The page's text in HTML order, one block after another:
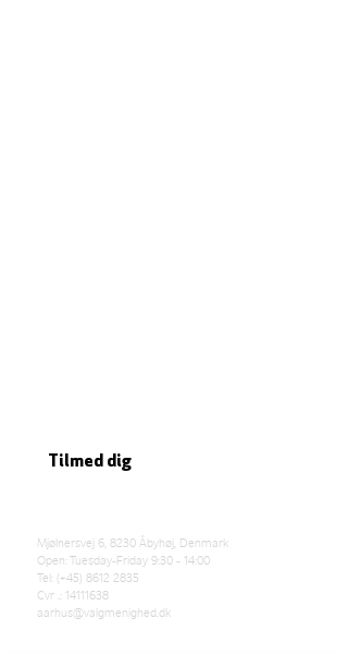
Tilmed dig
Mjølnersvej 6, 8230 Åbyhøj, Denmark
Open: Tuesday-Friday 9:30 - 14:00
Tel: (+45) 8612 2835
Cvr .: 14111638
aarhus@valgmenighed.dk